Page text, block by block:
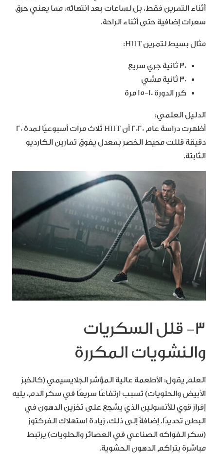
أثناء التمرين فقط، بل لساعات بعد انتهائه، مما يعني حرق
سعرات إضافية حتى أثناء الراحة.
مثال بسيط لتمرين HIIT:
30 ثانية جري سريع
30 ثانية مشي
كرر الدورة 10-15 مرة
الدليل العلمي:
أظهرت دراسة عام 2020 أن HIIT ثلاث مرات أسبوعيًا لمدة 20
دقيقة قللت محيط الخصر بمعدل يفوق تمارين الكارديو
الثابتة.
3- قلل السكريات
والنشويات المكررة
العلم يقول: الأطعمة عالية المؤشر الجلايسيمي (كالخبز
الأبيض والحلويات) تسبب ارتفاعًا سريعًا في سكر الدم، يليه
إفراز قوي للأنسولين الذي يشجع على تخزين الدهون في
البطن تحديدًا. إضافةً إلى ذلك، زيادة استهلاك الفركتوز
(سكر الفواكه الصناعي في العصائر والحلويات) يرتبط
مباشرة بتراكم الدهون الحشوية.